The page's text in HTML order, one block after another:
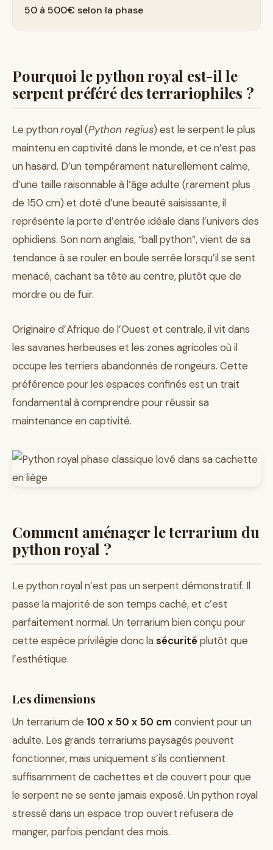
50 à 500€ selon la phase
Pourquoi le python royal est-il le
serpent préféré des terrariophiles ?
Le python royal (Python regius) est le serpent le plus
maintenu en captivité dans le monde, et ce n’est pas
un hasard. D’un tempérament naturellement calme,
d’une taille raisonnable à l’âge adulte (rarement plus
de 150 cm) et doté d’une beauté saisissante, il
représente la porte d’entrée idéale dans l’univers des
ophidiens. Son nom anglais, “ball python”, vient de sa
tendance à se rouler en boule serrée lorsqu’il se sent
menacé, cachant sa tête au centre, plutôt que de
mordre ou de fuir.
Originaire d’Afrique de l’Ouest et centrale, il vit dans
les savanes herbeuses et les zones agricoles où il
occupe les terriers abandonnés de rongeurs. Cette
préférence pour les espaces confinés est un trait
fondamental à comprendre pour réussir sa
maintenance en captivité.
Comment aménager le terrarium du
python royal ?
Le python royal n’est pas un serpent démonstratif. Il
passe la majorité de son temps caché, et c’est
parfaitement normal. Un terrarium bien conçu pour
cette espèce privilégie donc lasécurité plutôt que
l’esthétique.
Les dimensions
Un terrarium de 100 x 50 x 50 cm convient pour un
adulte. Les grands terrariums paysagés peuvent
fonctionner, mais uniquement s’ils contiennent
suffisamment de cachettes et de couvert pour que
le serpent ne se sente jamais exposé. Un python royal
stressé dans un espace trop ouvert refusera de
manger, parfois pendant des mois.